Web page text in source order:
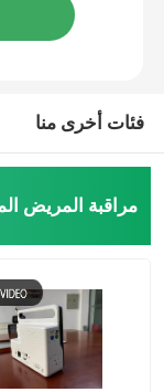
وحدة ثاني
وحدة غاز التخدير
مراقبة المرضى
الرعاية الطارئة
فئات أخرى منا
مراقبة المريض